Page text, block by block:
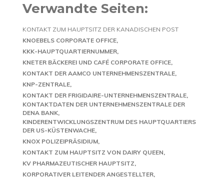
Verwandte Seiten:
KONTAKT ZUM HAUPTSITZ DER KANADISCHEN POST
KNOEBELS CORPORATE OFFICE
KKK-HAUPTQUARTIERNUMMER
KNETER BÄCKEREI UND CAFÉ CORPORATE OFFICE
KONTAKT DER AAMCO UNTERNEHMENSZENTRALE
KNP-ZENTRALE
KONTAKT DER FRIGIDAIRE-UNTERNEHMENSZENTRALE
KONTAKTDATEN DER UNTERNEHMENSZENTRALE DER
DENA BANK
KINDERENTWICKLUNGSZENTRUM DES HAUPTQUARTIERS
DER US-KÜSTENWACHE
KNOX POLIZEIPRÄSIDIUM
KONTAKT ZUM HAUPTSITZ VON DAIRY QUEEN
KV PHARMAZEUTISCHER HAUPTSITZ
KORPORATIVER LEITENDER ANGESTELLTER